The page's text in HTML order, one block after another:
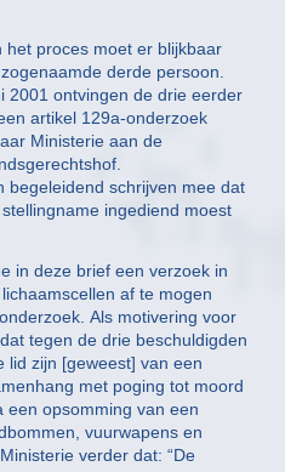
het proces moet er blijkbaar
derde persoon.
2001 ontvingen de drie eerder
artikel 129a-onderzoek
Ministerie aan de
begeleidend schrijven mee dat
ingediend moest
in deze brief een verzoek in
af te mogen
Als motivering voor
tegen de drie beschuldigden
lid zijn [geweest] van een
met poging tot moord
een opsomming van een
vuurwapens en
verder dat: “De